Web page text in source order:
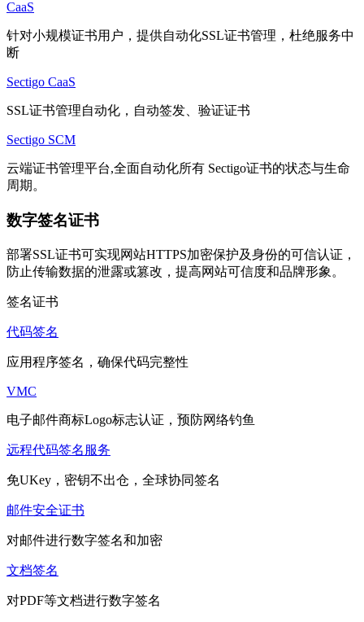
CaaS
针对小规模证书用户，提供自动化SSL证书管理，杜绝服务中
断
Sectigo CaaS
SSL证书管理自动化，自动签发、验证证书
Sectigo SCM
云端证书管理平台,全面自动化所有 Sectigo证书的状态与生命
周期。
数字签名证书
部署SSL证书可实现网站HTTPS加密保护及身份的可信认证，
防止传输数据的泄露或篡改，提高网站可信度和品牌形象。
签名证书
代码签名
应用程序签名，确保代码完整性
VMC
电子邮件商标Logo标志认证，预防网络钓鱼
远程代码签名服务
免UKey，密钥不出仓，全球协同签名
邮件安全证书
对邮件进行数字签名和加密
文档签名
对PDF等文档进行数字签名